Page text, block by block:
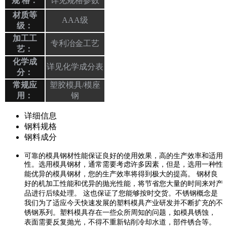
材质等
级：
AAA级
加工工
艺：
专利冶金工艺
化学成
分：
详见化学成分表
常规应
用：
塑胶模具/模座
钢
详细信息
钢料规格
钢料成分
可靠的模具钢材性能保证良好的使用效果，高的生产效率和适用
性。选用模具钢材，通常需要考虑许多因素，但是，选用一种性
能优异的模具钢材，您的生产效率将得到极大的提高。 钢材良
好的机加工性能和优异的抛光性能，将节省您大量的时间来对产
品进行后续处理。 这也保证了您能够按时交货。不锈钢概念是
我们为了适应今天快速发展的塑料模具产业研发并不断扩充的不
锈钢系列。塑料模具存在一些众所周知的问题，如模具锈蚀，
表面需要反复抛光，不得不重新钻削冷却水道，部件锈合等。